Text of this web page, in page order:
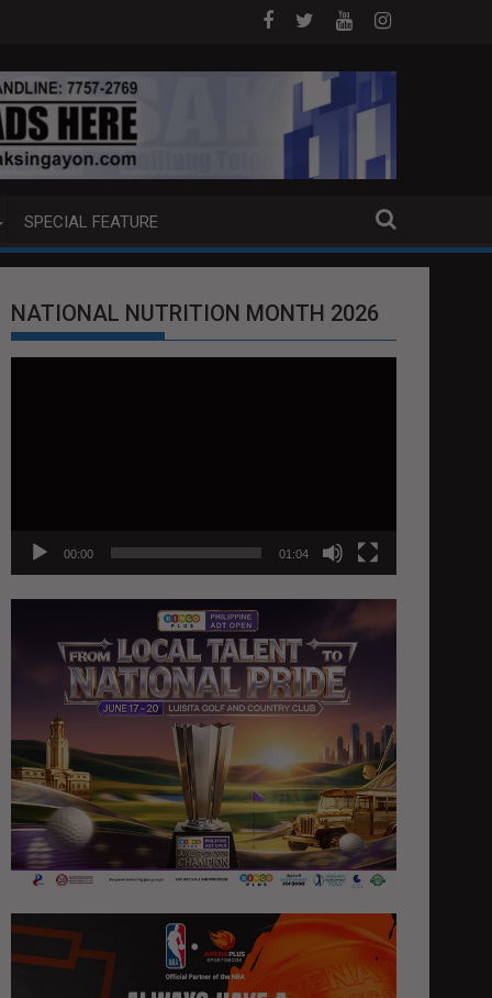
ANG EXTRADITION REQUEST NG U.S. LABAN KAY QUIBOLOY
MAHIGIT P21-M HALAGANG SMUGGLED
SPECIAL FEATURE
NATIONAL NUTRITION MONTH 2026
00:00 01:04